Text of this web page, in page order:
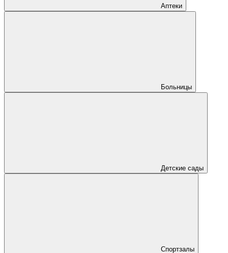
Аптеки
Больницы
Детские сады
Спортзалы